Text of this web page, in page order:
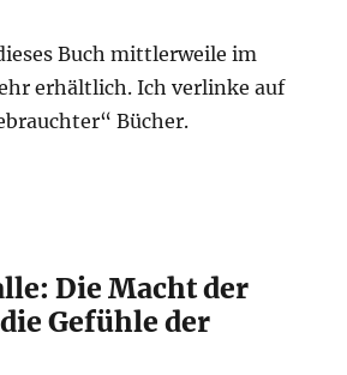
Buch mittlerweile im
erhältlich. Ich verlinke auf
Bücher.
Die Macht der
Gefühle der